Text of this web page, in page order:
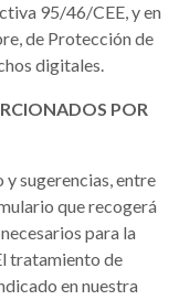
95/46/CEE, y en
de Protección de
digitales.
POR
sugerencias, entre
que recogerá
para la
tratamiento de
en nuestra